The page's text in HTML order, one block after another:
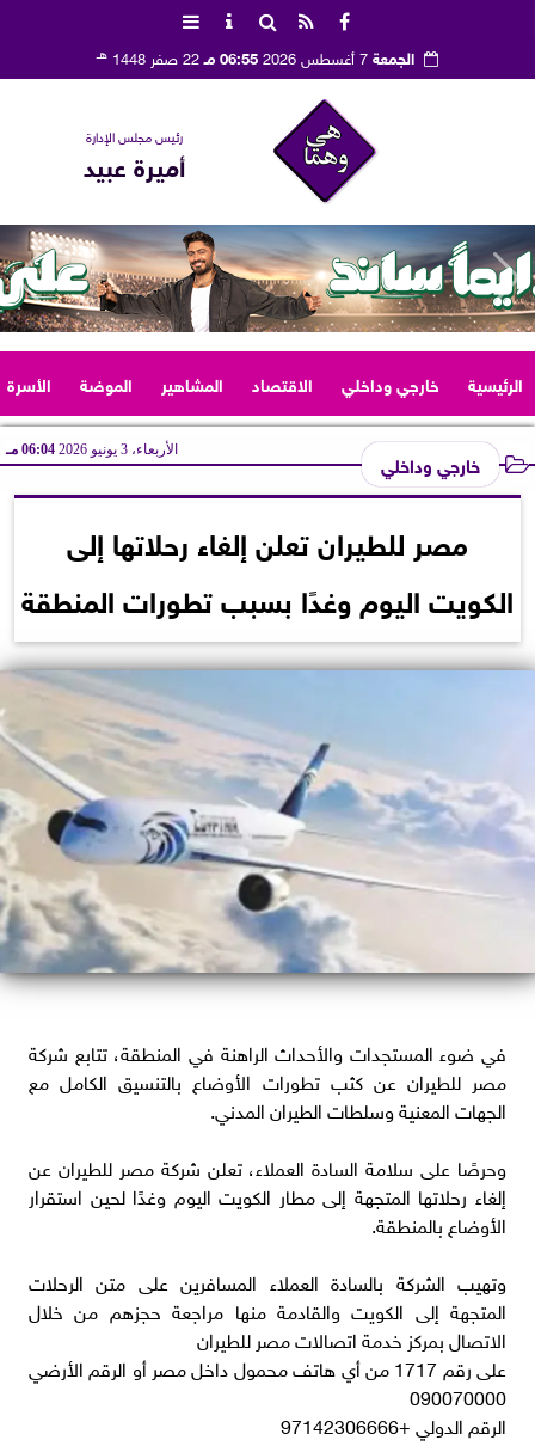
الجمعة 06:55 مـ 22 صفر 1448 هـ
رئيس مجلس الإدارة
أميرة عبيد
الرئيسية خارجي وداخلي الاقتصاد المشاهير الموضة الأسرة
خارجي وداخلي الأربعاء، 3 يونيو 2026 06:04 مـ
مصر للطيران تعلن إلغاء رحلاتها إلى
الكويت اليوم وغدًا بسبب تطورات المنطقة
في ضوء المستجدات والأحداث الراهنة في المنطقة، تتابع شركة
مصر للطيران عن كثب تطورات الأوضاع بالتنسيق الكامل مع
الجهات المعنية وسلطات الطيران المدني.
وحرصًا على سلامة السادة العملاء، تعلن شركة مصر للطيران عن
إلغاء رحلاتها المتجهة إلى مطار الكويت اليوم وغدًا لحين استقرار
الأوضاع بالمنطقة.
وتهيب الشركة بالسادة العملاء المسافرين على متن الرحلات
المتجهة إلى الكويت والقادمة منها مراجعة حجزهم من خلال
الاتصال بمركز خدمة اتصالات مصر للطيران
على رقم 1717 من أي هاتف محمول داخل مصر أو الرقم الأرضي
090070000
الرقم الدولي +97142306666